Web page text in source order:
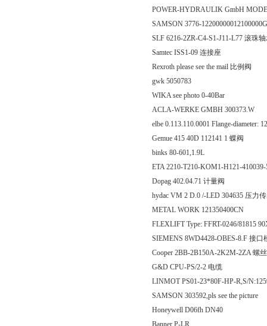
POWER-HYDRAULIK GmbH
SAMSON 3776-
SLF 6216-2ZR-C4-S1-J11-L77 滚珠
Samtec ISS1-09 连接座
Rexroth please see the mail 比例阀
gwk 5050783
WIKA see photo 0-40Bar
ACLA-WERKE GMBH 300373.W
elbe 0.113.110.0001 Flange-diameter:
Gemue 415 40D 112141 1 蝶阀
binks 80-601,1.9L
ETA 2210-T210-KOM1-H121-
Dopag 402.04.71 计量阀
hydac VM 2 D.0 /-LED 304635 压力
METAL WORK 121350400CN
FLEXLIFT Type: FFRT-0246/81815
SIEMENS 8WD4428-OBES-8.F 接口
Cooper 2BB-2B150A-2K2M-2ZA 螺
G&D CPU-PS/2-2 电缆
LINMOT PS01-23*80F-HP-R,S/
SAMSON 303592,pls see the picture
Honeywell D06fh DN40
Banner P-LR